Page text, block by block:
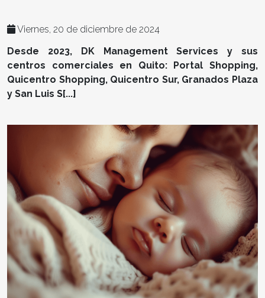
Viernes, 20 de diciembre de 2024
Desde 2023, DK Management Services y sus
centros comerciales en Quito: Portal Shopping,
Quicentro Shopping, Quicentro Sur, Granados Plaza
y San Luis S[...]